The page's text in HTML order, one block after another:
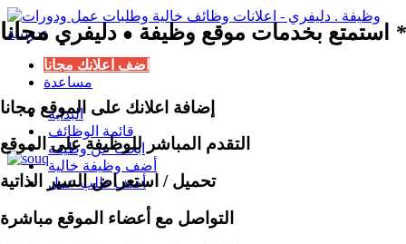
اضف اعلانك مجانا
مساعدة
البداية
قائمة الوظائف
ابحث عن وظيفة
أضف وظيفة خالية
أضف طلب عمل
استمتع بخدمات موقع وظيفة ● دليفريمجانا *
إضافة اعلانك على الموقع مجانا
التقدم المباشر للوظيفة على الموقع
تحميل / استعراض السير الذاتية
التواصل مع أعضاء الموقع مباشرة